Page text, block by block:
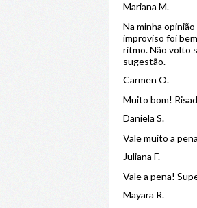
Mariana M.
Na minha
improviso foi
ritmo. Não volto
sugestão.
Carmen O.
Muito bom!
Daniela S.
Vale muito a
Juliana F.
Vale a pena!
Mayara R.